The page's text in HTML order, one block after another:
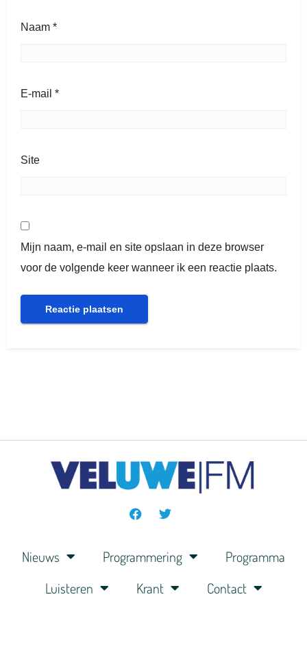
Naam *
E-mail *
Site
Mijn naam, e-mail en site opslaan in deze browser
voor de volgende keer wanneer ik een reactie plaats.
Nieuws Programmering
Programma
Luisteren
Krant Contact